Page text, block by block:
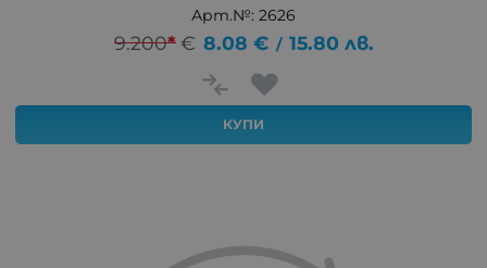
Арт.№: 2626
9.200* € 8.08 € / 15.80 лв.
КУПИ